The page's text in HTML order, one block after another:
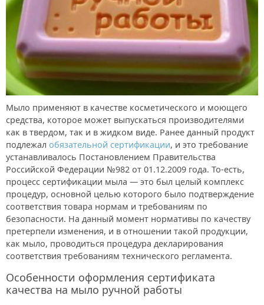
Мыло применяют в качестве косметического и моющего
средства, которое может выпускаться производителями
как в твердом, так и в жидком виде. Ранее данный продукт
подлежал обязательной сертификации, и это требование
устанавливалось Постановлением Правительства
Российской Федерации №982 от 01.12.2009 года. То-есть,
процесс сертификации мыла — это был целый комплекс
процедур, основной целью которого было подтверждение
соответствия товара нормам и требованиям по
безопасности. На данный момент нормативы по качеству
претерпели изменения, и в отношении такой продукции,
как мыло, проводиться процедура декларирования
соответствия требованиям технического регламента.
Особенности оформления сертификата
качества на мыло ручной работы